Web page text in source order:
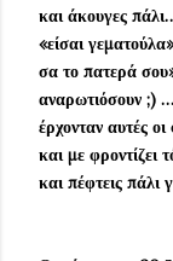
και άκουγες
«είσαι
σα το πατερά
αναρωτιόσουν ;)
έρχονταν αυτές
και με
και πέφτεις πάλι